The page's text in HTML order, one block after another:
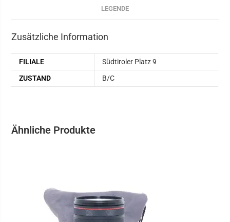
LEGENDE
Zusätzliche Information
FILIALE
Südtiroler Platz 9
ZUSTAND
B/C
Ähnliche Produkte